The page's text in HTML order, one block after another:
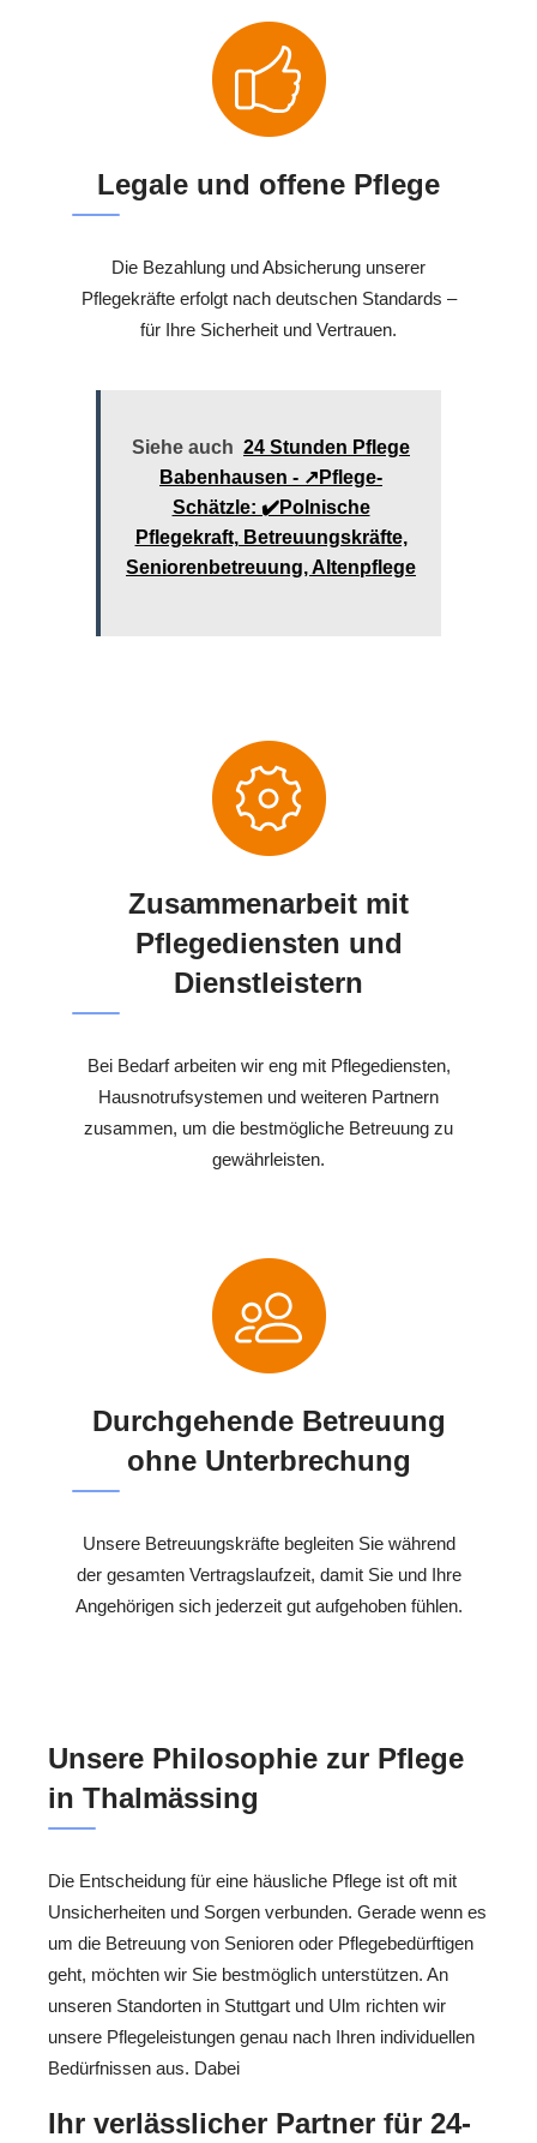
Legale und offene Pflege
Die Bezahlung und Absicherung unserer
Pflegekräfte erfolgt nach deutschen Standards –
für Ihre Sicherheit und Vertrauen.
Siehe auch 24 Stunden Pflege
Babenhausen - ↗️Pflege-
Schätzle: ✔️Polnische
Pflegekraft, Betreuungskräfte,
Seniorenbetreuung, Altenpflege
Zusammenarbeit mit
Pflegediensten und
Dienstleistern
Bei Bedarf arbeiten wir eng mit Pflegediensten,
Hausnotrufsystemen und weiteren Partnern
zusammen, um die bestmögliche Betreuung zu
gewährleisten.
Durchgehende Betreuung
ohne Unterbrechung
Unsere Betreuungskräfte begleiten Sie während
der gesamten Vertragslaufzeit, damit Sie und Ihre
Angehörigen sich jederzeit gut aufgehoben fühlen.
Unsere Philosophie zur Pflege
in Thalmässing
Die Entscheidung für eine häusliche Pflege ist oft mit
Unsicherheiten und Sorgen verbunden. Gerade wenn es
um die Betreuung von Senioren oder Pflegebedürftigen
geht, möchten wir Sie bestmöglich unterstützen. An
unseren Standorten in Stuttgart und Ulm richten wir
unsere Pflegeleistungen genau nach Ihren individuellen
Bedürfnissen aus. Dabei
Ihr verlässlicher Partner für 24-